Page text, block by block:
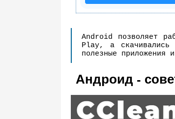
Android позволяет
Play, а
полезные приложения
Андроид -